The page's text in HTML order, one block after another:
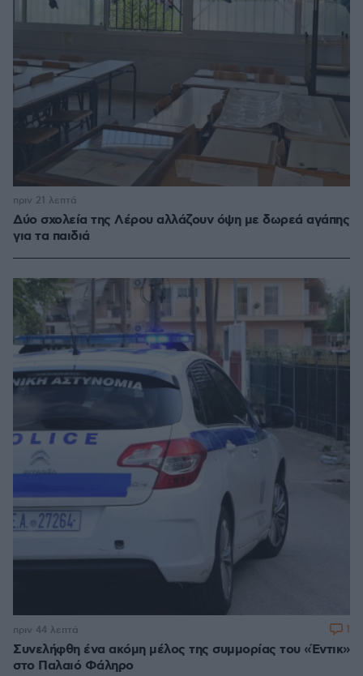
Δύο σχολεία της Λέρου αλλάζουν όψη με δωρεά αγάπης
για τα παιδιά
πριν 21 λεπτά
Συνελήφθη ένα ακόμη μέλος της συμμορίας του «Έντικ»
στο Παλαιό Φάληρο
πριν 44 λεπτά 1